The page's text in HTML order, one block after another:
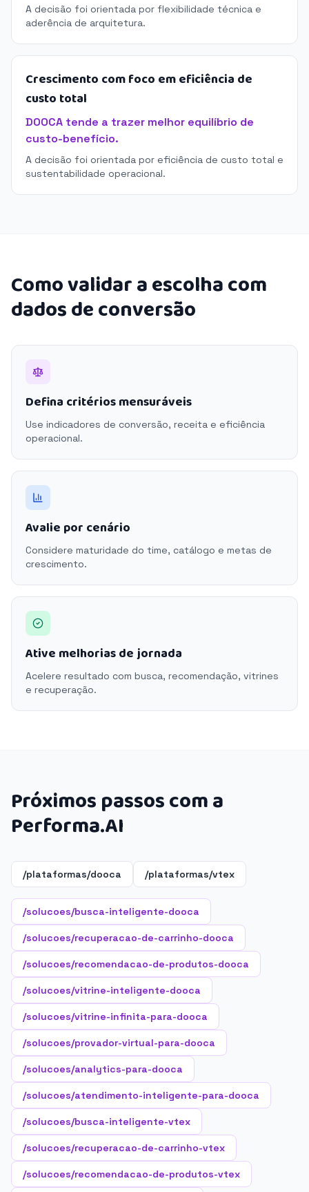
A decisão foi orientada por flexibilidade técnica e
aderência de arquitetura.
Crescimento com foco em eficiência de
custo total
DOOCA tende a trazer melhor equilíbrio de
custo-benefício.
A decisão foi orientada por eficiência de custo total e
sustentabilidade operacional.
Como validar a escolha com
dados de conversão
Defina critérios mensuráveis
Use indicadores de conversão, receita e eficiência
operacional.
Avalie por cenário
Considere maturidade do time, catálogo e metas de
crescimento.
Ative melhorias de jornada
Acelere resultado com busca, recomendação, vitrines
e recuperação.
Próximos passos com a
Performa.AI
/plataformas/dooca /plataformas/vtex
/solucoes/busca-inteligente-dooca
/solucoes/recuperacao-de-carrinho-dooca
/solucoes/recomendacao-de-produtos-dooca
/solucoes/vitrine-inteligente-dooca
/solucoes/vitrine-infinita-para-dooca
/solucoes/provador-virtual-para-dooca
/solucoes/analytics-para-dooca
/solucoes/atendimento-inteligente-para-dooca
/solucoes/busca-inteligente-vtex
/solucoes/recuperacao-de-carrinho-vtex
/solucoes/recomendacao-de-produtos-vtex